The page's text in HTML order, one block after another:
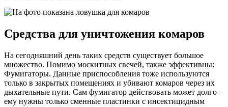
Средства для уничтожения комаров
На сегодняшний день таких средств существует большое
множество. Помимо москитных свечей, также эффективны:
Фумигаторы. Данные приспособления тоже используются
только в закрытых помещениях и убивают комаров через их
дыхательные пути. Сам фумигатор действовать может долго –
ему нужны только сменные пластинки с инсектицидным